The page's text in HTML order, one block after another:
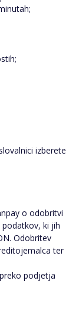
izberete
o odobritvi
ki jih
Odobritev
ter
podjetja